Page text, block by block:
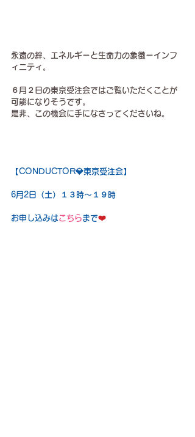
永遠の絆、エネルギーと生命力の象徴ーインフ
ィニティ。
６月２日の東京受注会ではご覧いただくことが
可能になりそうです。
是非、この機会に手になさってくださいね。
【CONDUCTOR💎東京受注会】
6月2日（土）１３時〜１９時
お申し込みはこちらまで❤️